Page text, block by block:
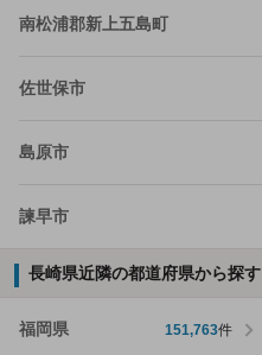
南松浦郡新上五島町
佐世保市
島原市
諫早市
長崎県近隣の都道府県から探す
福岡県 151,763件